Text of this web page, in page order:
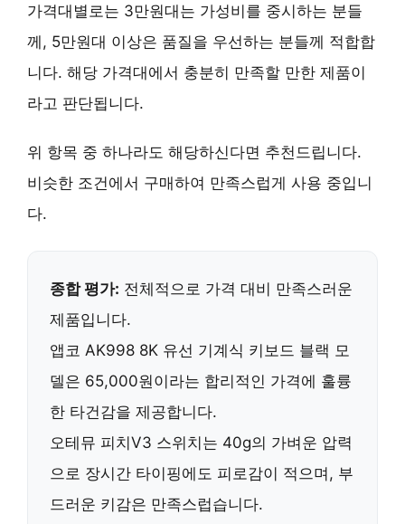
가격대별로는 3만원대는 가성비를 중시하는 분들
께, 5만원대 이상은 품질을 우선하는 분들께 적합합
니다. 해당 가격대에서 충분히 만족할 만한 제품이
라고 판단됩니다.
위 항목 중 하나라도 해당하신다면 추천드립니다.
비슷한 조건에서 구매하여 만족스럽게 사용 중입니
다.
종합 평가: 전체적으로 가격 대비 만족스러운
제품입니다.
앱코 AK998 8K 유선 기계식 키보드 블랙 모
델은 65,000원이라는 합리적인 가격에 훌륭
한 타건감을 제공합니다.
오테뮤 피치V3 스위치는 40g의 가벼운 압력
으로 장시간 타이핑에도 피로감이 적으며, 부
드러운 키감은 만족스럽습니다.